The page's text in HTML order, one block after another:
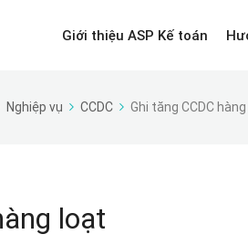
Giới thiệu ASP Kế toán
Nghiệp vụ CCDC Ghi tăng CCDC
loạt